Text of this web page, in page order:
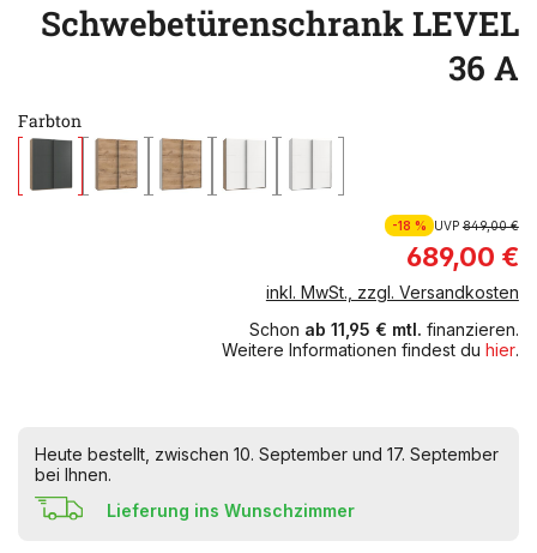
Schwebetürenschrank LEVEL
36 A
Farbton
-18 % UVP849,00 €
689,00 €
inkl. MwSt., zzgl. Versandkosten
Schon ab 11,95 € mtl. finanzieren.
Weitere Informationen findest du hier.
Heute bestellt, zwischen 10. September und 17. September
bei Ihnen.
Lieferung ins Wunschzimmer